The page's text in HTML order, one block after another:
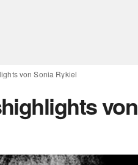
von Sonia Rykiel
von